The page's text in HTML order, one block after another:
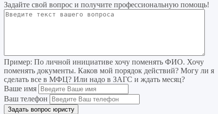
Задайте свой вопрос и получите профессиональную помощь!
Пример: По личной инициативе хочу поменять ФИО. Хочу
поменять документы. Каков мой порядок действий? Могу ли я
сделать все в МФЦ? Или надо в ЗАГС и ждать месяц?
Ваше имя
Ваш телефон